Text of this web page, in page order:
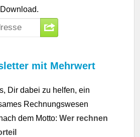
mit Mehrwert
Dir dabei zu helfen, ein
Rechnungswesen
dem Motto:Wer rechnen